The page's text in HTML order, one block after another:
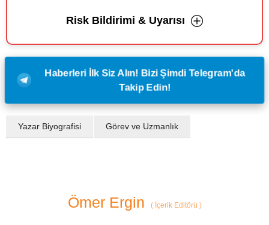
Risk Bildirimi & Uyarısı
Haberleri İlk Siz Alın! Bizi Şimdi Telegram'da
Takip Edin!
Yazar Biyografisi Görev ve Uzmanlık
Ömer Ergin (İçerik Editörü )